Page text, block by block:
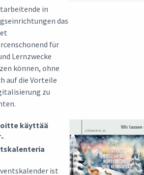
in
das
für
Lernzwecke
können, ohne
auf die Vorteile
zu
käyttää
ist